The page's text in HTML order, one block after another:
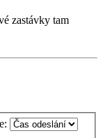
zastávky tam